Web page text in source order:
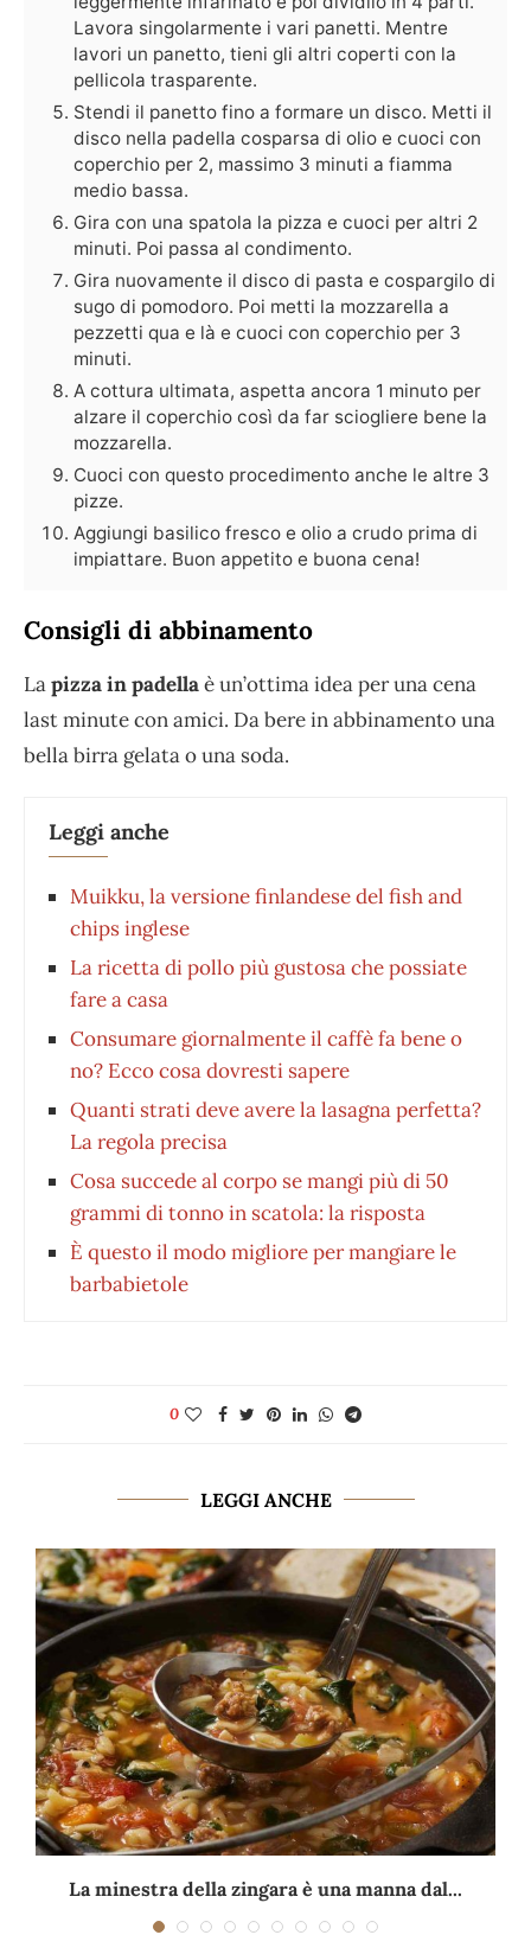
Lavora singolarmente i vari panetti. Mentre
lavori un panetto, tieni gli altri coperti con la
pellicola trasparente.
Stendi il panetto fino a formare un disco. Metti il
disco nella padella cosparsa di olio e cuoci con
coperchio per 2, massimo 3 minuti a fiamma
medio bassa.
Gira con una spatola la pizza e cuoci per altri 2
minuti. Poi passa al condimento.
Gira nuovamente il disco di pasta e cospargilo di
sugo di pomodoro. Poi metti la mozzarella a
pezzetti qua e là e cuoci con coperchio per 3
minuti.
A cottura ultimata, aspetta ancora 1 minuto per
alzare il coperchio così da far sciogliere bene la
mozzarella.
Cuoci con questo procedimento anche le altre 3
pizze.
Aggiungi basilico fresco e olio a crudo prima di
impiattare. Buon appetito e buona cena!
Consigli di abbinamento
Lapizza in padellaè un’ottima idea per una cena
last minute con amici. Da bere in abbinamento una
bella birra gelata o una soda.
Leggi anche
Muikku, la versione finlandese del fish and
chips inglese
La ricetta di pollo più gustosa che possiate
fare a casa
Consumare giornalmente il caffè fa bene o
no? Ecco cosa dovresti sapere
Quanti strati deve avere la lasagna perfetta?
La regola precisa
Cosa succede al corpo se mangi più di 50
grammi di tonno in scatola: la risposta
È questo il modo migliore per mangiare le
barbabietole
0
LEGGI ANCHE
La minestra della zingara è una manna dal...